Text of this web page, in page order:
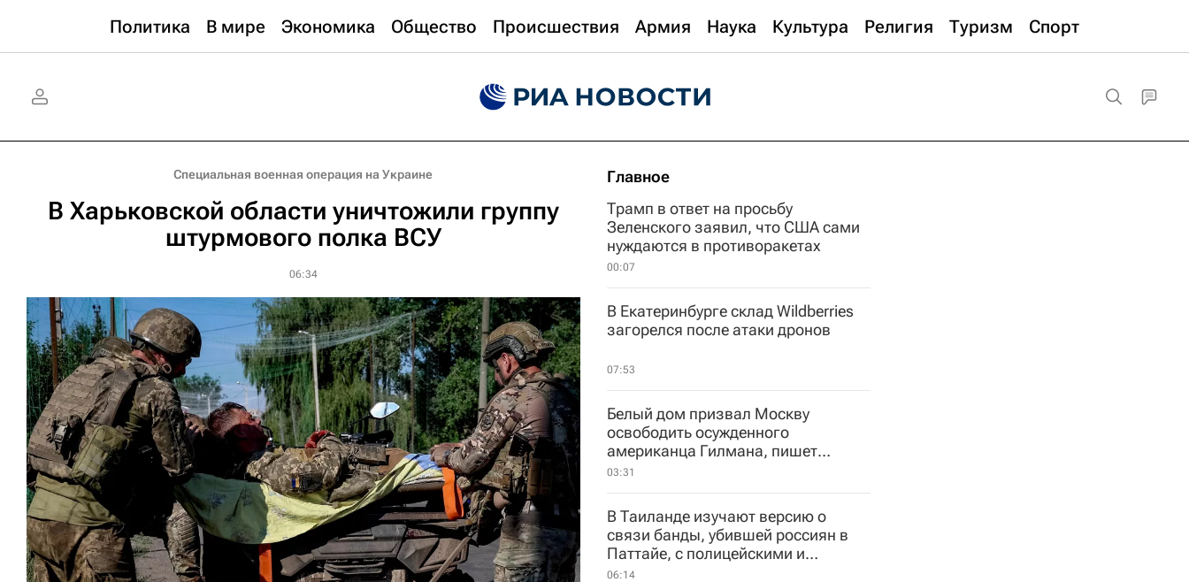
Политика В мире Экономика Общество Происшествия Армия Наука Культура Религия Туризм Спорт
Специальная военная операция на Украине
В Харьковской области уничтожили группу
штурмового полка ВСУ
06:34
Главное
Трамп в ответ на просьбу
Зеленского заявил, что США сами
нуждаются в противоракетах
00:07
В Екатеринбурге склад Wildberries
загорелся после атаки дронов
07:53
Белый дом призвал Москву
освободить осужденного
американца Гилмана, пишет
Reuters
03:31
В Таиланде изучают версию о
связи банды, убившей россиян в
Паттайе, с полицейскими и
чиновниками
06:14